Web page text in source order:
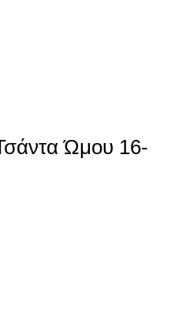
Ώμου 16-